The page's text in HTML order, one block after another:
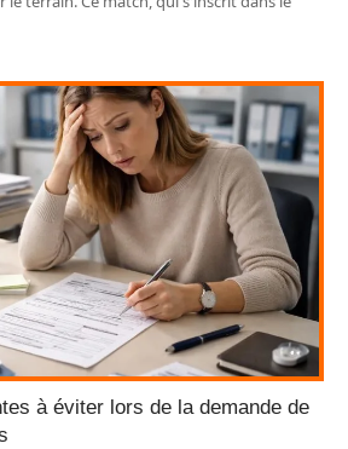
à éviter lors de la demande de